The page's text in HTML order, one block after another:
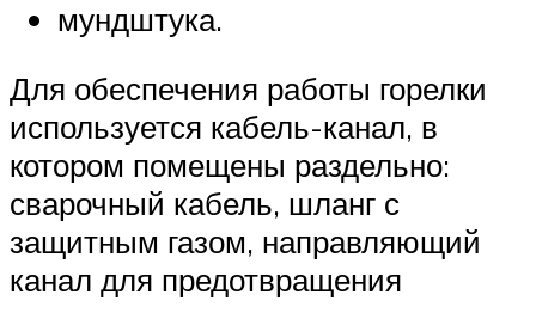
мундштука.
Для обеспечения работы горелки
используется кабель-канал, в
котором помещены раздельно:
сварочный кабель, шланг с
защитным газом, направляющий
канал для предотвращения